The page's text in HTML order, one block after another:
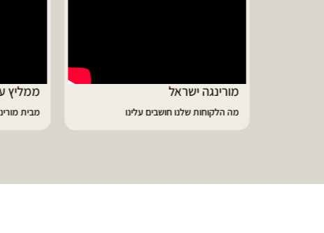
ממליץ על מוצרי מורינגה איכותיים
מבית מורינגה ישראל - כפר חיים הפסקתי